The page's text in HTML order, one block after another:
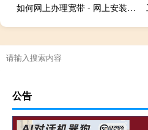
如何网上办理宽带 - 网上安装宽带
公告